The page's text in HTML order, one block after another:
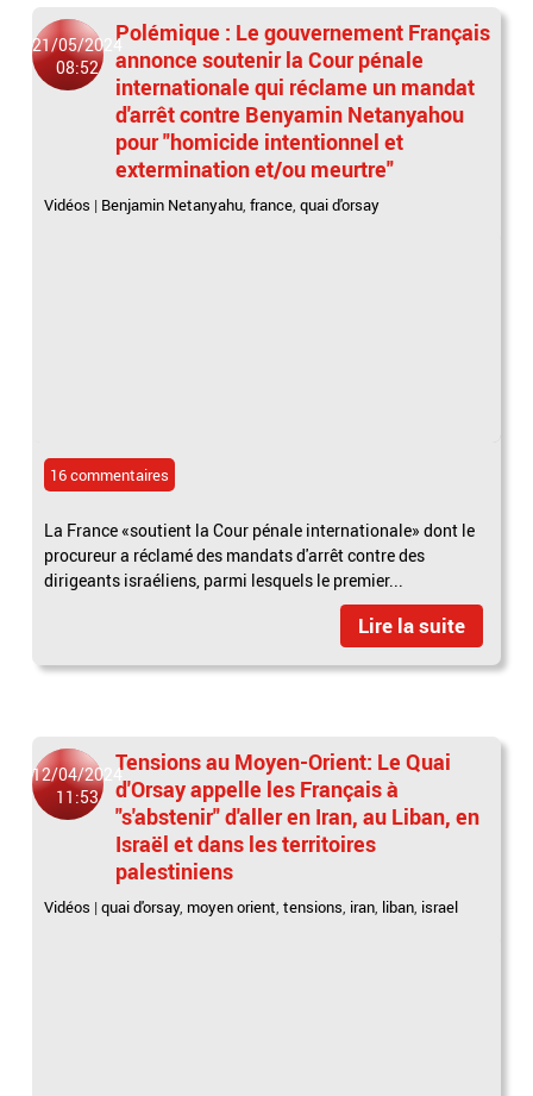
21/05/2024
08:52
Polémique : Le gouvernement Français
annonce soutenir la Cour pénale
internationale qui réclame un mandat
d'arrêt contre Benyamin Netanyahou
pour "homicide intentionnel et
extermination et/ou meurtre"
Vidéos | Benjamin Netanyahu,france,quai d'orsay
16 commentaires
La France «soutient la Cour pénale internationale» dont le
procureur a réclamé des mandats d'arrêt contre des
dirigeants israéliens, parmi lesquels le premier...
Lire la suite
12/04/2024
11:53
Tensions au Moyen-Orient: Le Quai
d'Orsay appelle les Français à
"s'abstenir" d'aller en Iran, au Liban, en
Israël et dans les territoires
palestiniens
Vidéos |quai d'orsay, moyen orient,tensions, iran, liban, israel